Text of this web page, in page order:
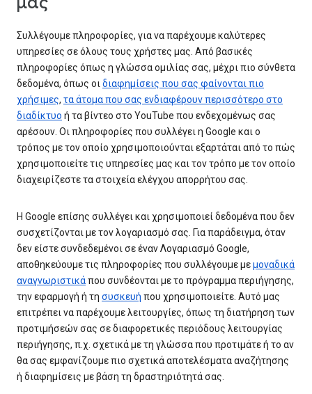
Συλλέγουμε πληροφορίες, για να παρέχουμε καλύτερες
υπηρεσίες σε όλους τους χρήστες μας. Από βασικές
πληροφορίες όπως η γλώσσα ομιλίας σας, μέχρι πιο σύνθετα
δεδομένα, όπως οι διαφημίσεις που σας φαίνονται πιο
χρήσιμες, τα άτομα που σας ενδιαφέρουν περισσότερο στο
διαδίκτυο ή τα βίντεο στο YouTube που ενδεχομένως σας
αρέσουν. Οι πληροφορίες που συλλέγει η Google και ο
τρόπος με τον οποίο χρησιμοποιούνται εξαρτάται από το πώς
χρησιμοποιείτε τις υπηρεσίες μας και τον τρόπο με τον οποίο
διαχειρίζεστε τα στοιχεία ελέγχου απορρήτου σας.
Η Google επίσης συλλέγει και χρησιμοποιεί δεδομένα που δεν
συσχετίζονται με τον λογαριασμό σας. Για παράδειγμα, όταν
δεν είστε συνδεδεμένοι σε έναν Λογαριασμό Google,
αποθηκεύουμε τις πληροφορίες που συλλέγουμε μεμοναδικά
αναγνωριστικάπου συνδέονται με το πρόγραμμα περιήγησης,
την εφαρμογή ή τη συσκευή που χρησιμοποιείτε. Αυτό μας
επιτρέπει να παρέχουμε λειτουργίες, όπως τη διατήρηση των
προτιμήσεών σας σε διαφορετικές περιόδους λειτουργίας
περιήγησης, π.χ. σχετικά με τη γλώσσα που προτιμάτε ή το αν
θα σας εμφανίζουμε πιο σχετικά αποτελέσματα αναζήτησης
ή διαφημίσεις με βάση τη δραστηριότητά σας.